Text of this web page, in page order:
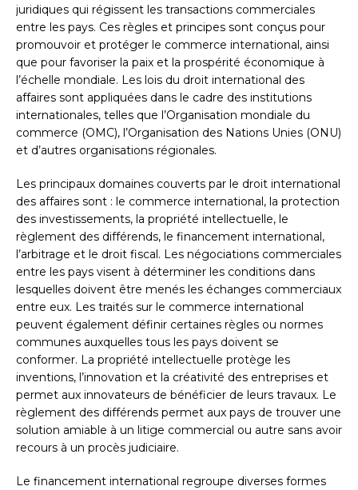
juridiques qui régissent les transactions commerciales
entre les pays. Ces règles et principes sont conçus pour
promouvoir et protéger le commerce international, ainsi
que pour favoriser la paix et la prospérité économique à
l’échelle mondiale. Les lois du droit international des
affaires sont appliquées dans le cadre des institutions
internationales, telles que l’Organisation mondiale du
commerce (OMC), l’Organisation des Nations Unies (ONU)
et d’autres organisations régionales.
Les principaux domaines couverts par le droit international
des affaires sont : le commerce international, la protection
des investissements, la propriété intellectuelle, le
règlement des différends, le financement international,
l’arbitrage et le droit fiscal. Les négociations commerciales
entre les pays visent à déterminer les conditions dans
lesquelles doivent être menés les échanges commerciaux
entre eux. Les traités sur le commerce international
peuvent également définir certaines règles ou normes
communes auxquelles tous les pays doivent se
conformer. La propriété intellectuelle protège les
inventions, l’innovation et la créativité des entreprises et
permet aux innovateurs de bénéficier de leurs travaux. Le
règlement des différends permet aux pays de trouver une
solution amiable à un litige commercial ou autre sans avoir
recours à un procès judiciaire.
Le financement international regroupe diverses formes